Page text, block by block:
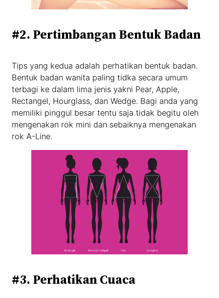
#2. Pertimbangan Bentuk Badan
Tips yang kedua adalah perhatikan bentuk badan.
Bentuk badan wanita paling tidka secara umum
terbagi ke dalam lima jenis yakni Pear, Apple,
Rectangel, Hourglass, dan Wedge. Bagi anda yang
memiliki pinggul besar tentu saja tidak begitu oleh
mengenakan rok mini dan sebaiknya mengenakan
rok A-Line.
#3. Perhatikan Cuaca